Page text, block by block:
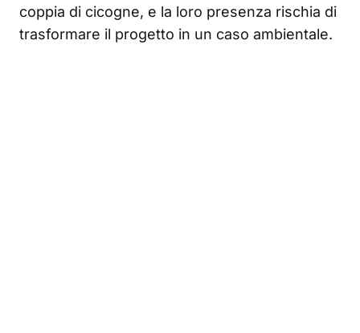
coppia di cicogne, e la loro presenza rischia di
trasformare il progetto in un caso ambientale.